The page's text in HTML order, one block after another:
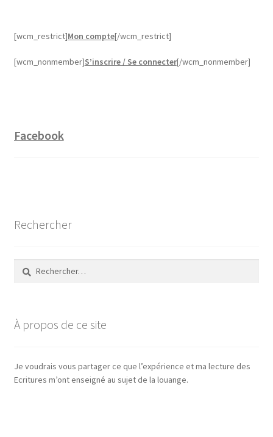
[wcm_restrict]Mon compte[/wcm_restrict]
[wcm_nonmember]S’inscrire / Se connecter[/wcm_nonmember]
Facebook
Rechercher
Rechercher :
À propos de ce site
Je voudrais vous partager ce que l’expérience et ma lecture des
Ecritures m’ont enseigné au sujet de la louange.